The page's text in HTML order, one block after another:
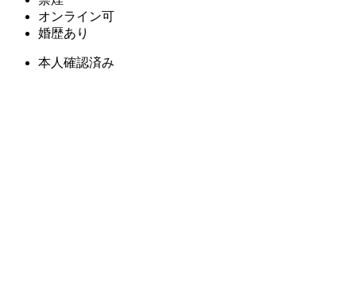
オンライン可
婚歴あり
本人確認済み